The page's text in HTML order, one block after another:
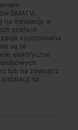
SMATV.
na instalację w
szafach
zastosowana
są te
elektryczne
lub na zewnątrz
na